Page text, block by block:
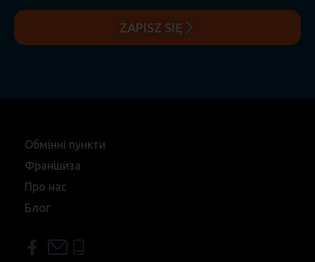
ZAPISZ SIĘ
Обмінні пункти
Франшиза
Про нас
Блог